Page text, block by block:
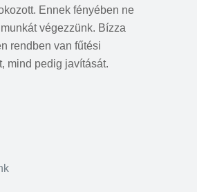
Ennek fényében ne
végezzünk. Bízza
rendben van fűtési
mind pedig javítását.